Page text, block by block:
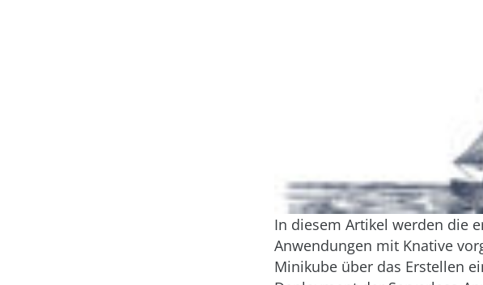
In diesem Artikel werden die
Anwendungen mit Knative
Minikube über das Erstellen